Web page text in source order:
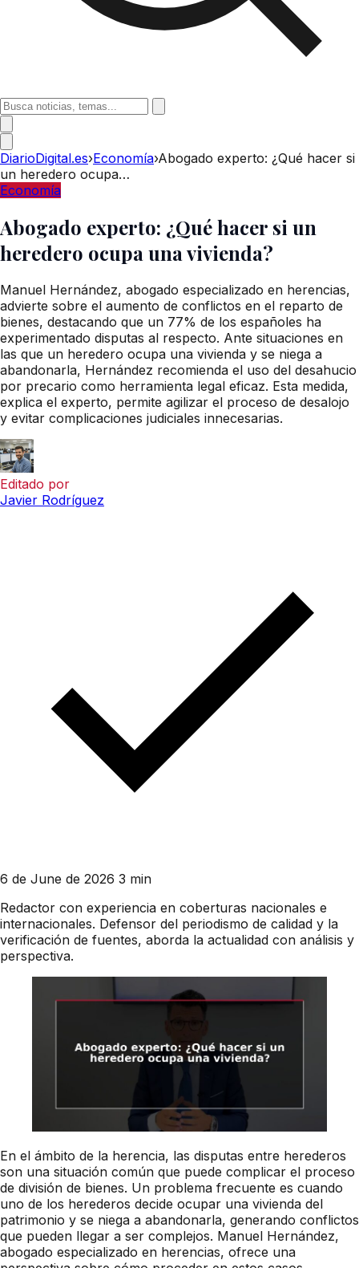
DiarioDigital.es›Economía›Abogado experto: ¿Qué hacer si
un heredero ocupa…
Economía
Abogado experto: ¿Qué hacer si un
heredero ocupa una vivienda?
Manuel Hernández, abogado especializado en herencias,
advierte sobre el aumento de conflictos en el reparto de
bienes, destacando que un 77% de los españoles ha
experimentado disputas al respecto. Ante situaciones en
las que un heredero ocupa una vivienda y se niega a
abandonarla, Hernández recomienda el uso del desahucio
por precario como herramienta legal eficaz. Esta medida,
explica el experto, permite agilizar el proceso de desalojo
y evitar complicaciones judiciales innecesarias.
Editado por
Javier Rodríguez
6 de June de 2026 3 min
Redactor con experiencia en coberturas nacionales e
internacionales. Defensor del periodismo de calidad y la
verificación de fuentes, aborda la actualidad con análisis y
perspectiva.
En el ámbito de la herencia, las disputas entre herederos
son una situación común que puede complicar el proceso
de división de bienes. Un problema frecuente es cuando
uno de los herederos decide ocupar una vivienda del
patrimonio y se niega a abandonarla, generando conflictos
que pueden llegar a ser complejos. Manuel Hernández,
abogado especializado en herencias, ofrece una